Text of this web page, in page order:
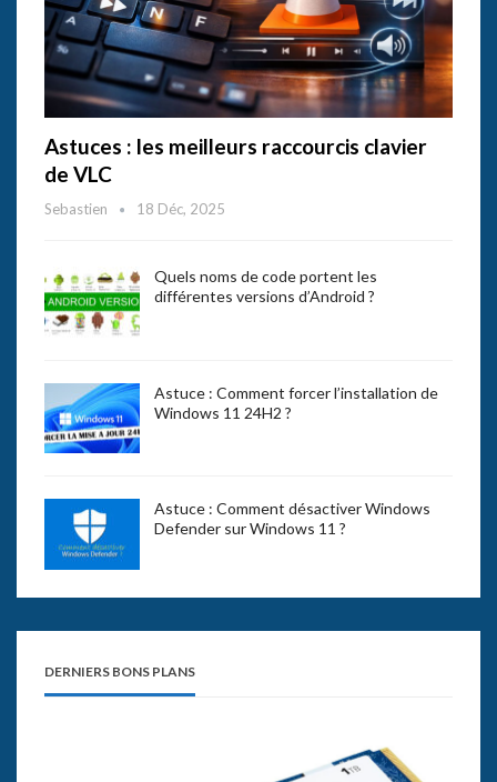
Astuces : les meilleurs raccourcis clavier
de VLC
Sebastien 18 Déc, 2025
Quels noms de code portent les
différentes versions d’Android ?
Astuce : Comment forcer l’installation de
Windows 11 24H2 ?
Astuce : Comment désactiver Windows
Defender sur Windows 11 ?
DERNIERS BONS PLANS